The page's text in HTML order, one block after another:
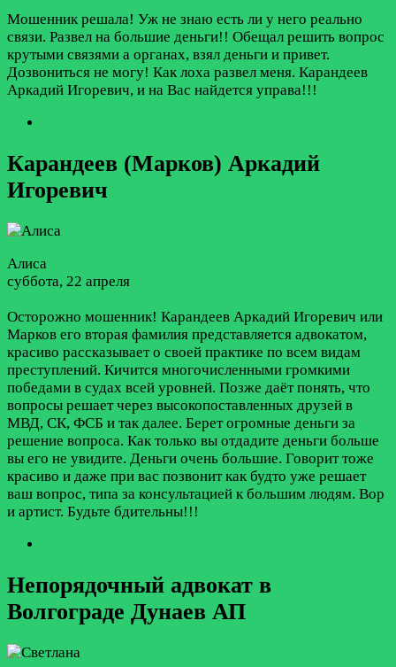
Мошенник решала! Уж не знаю есть ли у него реально
связи. Развел на большие деньги!! Обещал решить вопрос
крутыми связями а органах, взял деньги и привет.
Дозвониться не могу! Как лоха развел меня. Карандеев
Аркадий Игоревич, и на Вас найдется управа!!!
Карандеев (Марков) Аркадий
Игоревич
Алиса
суббота, 22 апреля
Осторожно мошенник! Карандеев Аркадий Игоревич или
Марков его вторая фамилия представляется адвокатом,
красиво рассказывает о своей практике по всем видам
преступлений. Кичится многочисленными громкими
победами в судах всей уровней. Позже даёт понять, что
вопросы решает через высокопоставленных друзей в
МВД, СК, ФСБ и так далее. Берет огромные деньги за
решение вопроса. Как только вы отдадите деньги больше
вы его не увидите. Деньги очень большие. Говорит тоже
красиво и даже при вас позвонит как будто уже решает
ваш вопрос, типа за консультацией к большим людям. Вор
и артист. Будьте бдительны!!!
Непорядочный адвокат в
Волгограде Дунаев АП